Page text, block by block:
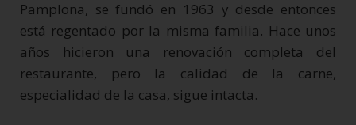
Pamplona, se fundó en 1963 y desde entonces
está regentado por la misma familia. Hace unos
años hicieron una renovación completa del
restaurante, pero la calidad de la carne,
especialidad de la casa, sigue intacta.